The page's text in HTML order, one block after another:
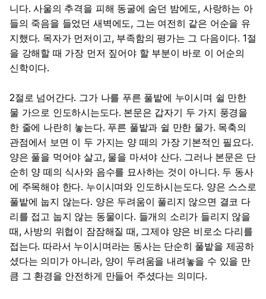
니다. 사울의 추격을 피해 동굴에 숨던 밤에도, 사랑하는 아
들의 죽음을 들었던 새벽에도, 그는 여전히 같은 어순을 유
지했다. 목자가 먼저이고, 부족함의 평가는 그 다음이다. 1절
을 강해할 때 가장 먼저 짚어야 할 부분이 바로 이 어순의
신학이다.
2절로 넘어간다. 그가 나를 푸른 풀밭에 누이시며 쉴 만한
물 가으로 인도하시는도다. 본문은 갑자기 두 가지 풍경을
한 줄에 나란히 놓는다. 푸른 풀밭과 쉴 만한 물가. 목축의
관점에서 보면 이 두 가지는 양 떼의 가장 기본적인 필요다.
양은 풀을 먹어야 살고, 물을 마셔야 산다. 그러나 본문은 단
순히 양 떼의 식사와 음수를 묘사하는 것이 아니다. 두 동사
에 주목해야 한다. 누이시며와 인도하시는도다. 양은 스스로
풀밭에 눕지 않는다. 양은 두려움이 풀리지 않으면 결코 다
리를 접고 눕지 않는 동물이다. 들개의 소리가 들리지 않을
때, 사방의 위협이 잠잠해질 때, 그제야 양은 비로소 다리를
접는다. 따라서 누이시며라는 동사는 단순히 풀밭을 제공하
셨다는 의미가 아니라, 양이 두려움을 내려놓을 수 있을 만
큼 그 환경을 안전하게 만들어 주셨다는 의미다.